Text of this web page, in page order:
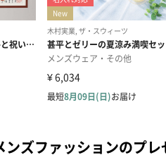
ンズファッションのプ